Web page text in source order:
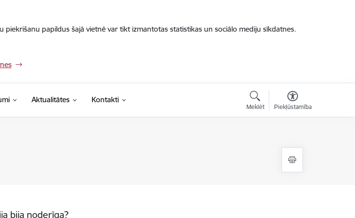
papildus šajā vietnē var tikt izmantotas statistikas un sociālo mediju sīkdatnes.
Aktualitātes Kontakti
Meklēt Piekļūstamība
bija noderīga?